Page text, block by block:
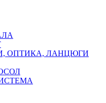
ОПТИКА, ЛАНЦЮГИ